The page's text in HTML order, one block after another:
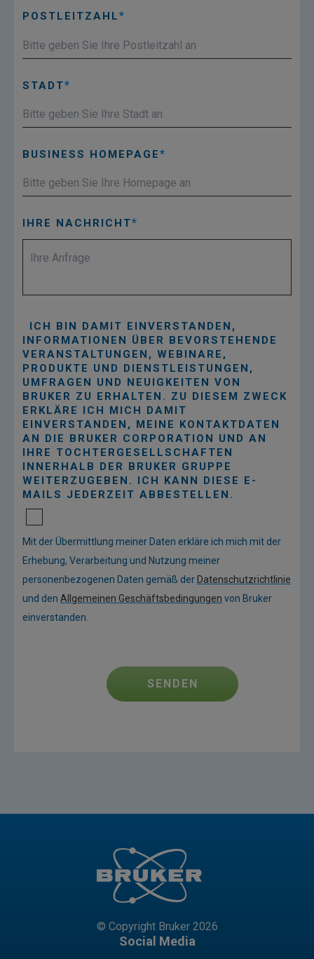
POSTLEITZAHL
STADT
BUSINESS HOMEPAGE
IHRE NACHRICHT
ICH BIN DAMIT EINVERSTANDEN,
INFORMATIONEN ÜBER BEVORSTEHENDE
VERANSTALTUNGEN, WEBINARE,
PRODUKTE UND DIENSTLEISTUNGEN,
UMFRAGEN UND NEUIGKEITEN VON
BRUKER ZU ERHALTEN. ZU DIESEM ZWECK
ERKLÄRE ICH MICH DAMIT
EINVERSTANDEN, MEINE KONTAKTDATEN
AN DIE BRUKER CORPORATION UND AN
IHRE TOCHTERGESELLSCHAFTEN
INNERHALB DER BRUKER GRUPPE
WEITERZUGEBEN. ICH KANN DIESE E-
MAILS JEDERZEIT ABBESTELLEN.
Mit der Übermittlung meiner Daten erkläre ich mich mit der
Erhebung, Verarbeitung und Nutzung meiner
personenbezogenen Daten gemäß der Datenschutzrichtlinie
und den Allgemeinen Geschäftsbedingungen von Bruker
einverstanden.
SENDEN
© Copyright Bruker 2026
Social Media